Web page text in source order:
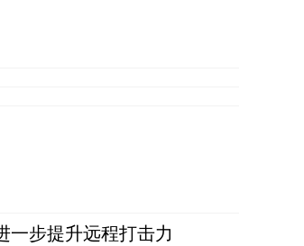
一步提升远程打击力